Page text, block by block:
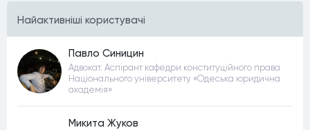
Найактивнiшi користувачi
Павло Синицин
Адвокат. Аспірант кафедри конституційного права
Національного університету «Одеська юридична
академія»
Микита Жуков